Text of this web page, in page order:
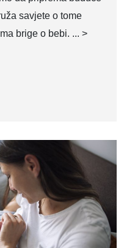
savjete o tome
brige o bebi. ... >